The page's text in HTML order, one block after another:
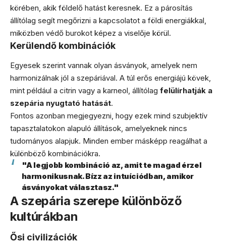
körében, akik földelő hatást keresnek. Ez a párosítás
állítólag segít megőrizni a kapcsolatot a földi energiákkal,
miközben védő burokot képez a viselője körül.
Kerülendő kombinációk
Egyesek szerint vannak olyan ásványok, amelyek nem
harmonizálnak jól a szepáriával. A túl erős energiájú kövek,
mint például a citrin vagy a karneol, állítólag felülírhatják a
szepária nyugtató hatását.
Fontos azonban megjegyezni, hogy ezek mind szubjektív
tapasztalatokon alapuló állítások, amelyeknek nincs
tudományos alapjuk. Minden ember másképp reagálhat a
különböző kombinációkra.
"A legjobb kombináció az, amit te magad érzel
harmonikusnak. Bízz az intuíciódban, amikor
ásványokat választasz."
A szepária szerepe különböző
kultúrákban
Ősi civilizációk